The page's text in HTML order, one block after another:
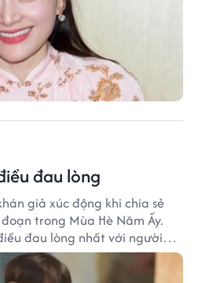
đau lòng
giả xúc động khi chia sẻ
trong Mùa Hè Năm Ấy.
đau lòng nhất với người
khó, mà là khi các con phải
trong chính ngôi nhà